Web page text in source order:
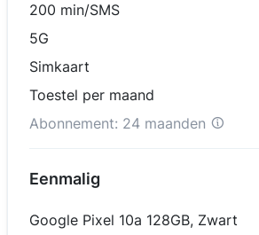
200 min/SMS
5G
Simkaart
Toestel per maand
Abonnement: 24 maanden
Eenmalig
Google Pixel 10a 128GB, Zwart